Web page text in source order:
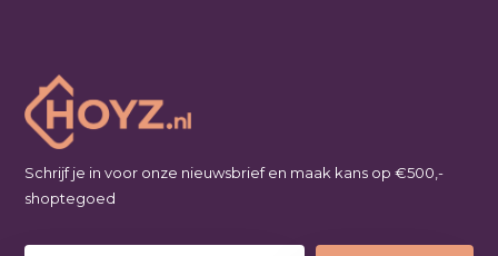
Schrijf je in voor onze nieuwsbrief en maak kans op €500,-
shoptegoed